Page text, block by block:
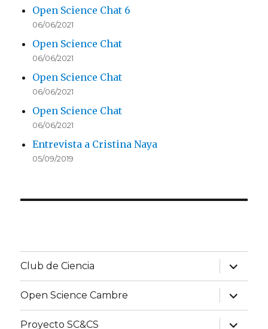
Open Science Chat 6
06/06/2021
Open Science Chat
06/06/2021
Open Science Chat
06/06/2021
Open Science Chat
06/06/2021
Entrevista a Cristina Naya
05/09/2019
Club de Ciencia
expand
child
menu
Open Science Cambre
expand
child
menu
Proyecto SC&CS
expand